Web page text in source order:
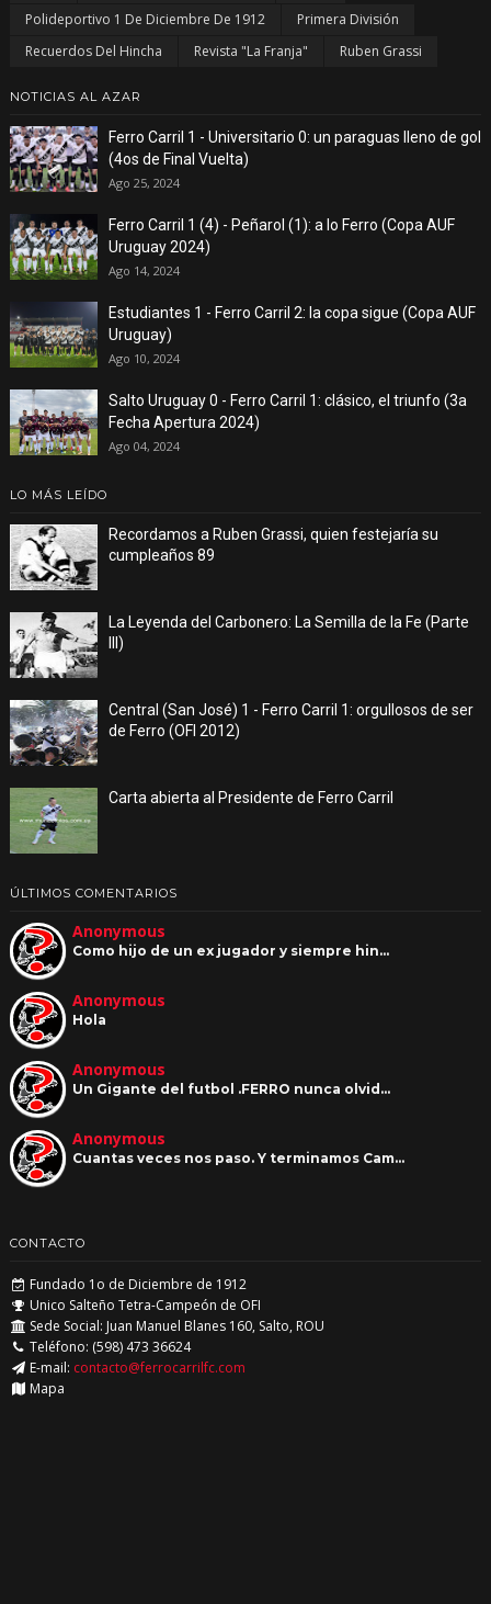
Polideportivo 1 De Diciembre De 1912
Primera División
Recuerdos Del Hincha
Revista "La Franja" Ruben Grassi
NOTICIAS AL AZAR
Ferro Carril 1 - Universitario 0: un paraguas lleno de gol
(4os de Final Vuelta)
Ago 25, 2024
Ferro Carril 1 (4) - Peñarol (1): a lo Ferro (Copa AUF
Uruguay 2024)
Ago 14, 2024
Estudiantes 1 - Ferro Carril 2: la copa sigue (Copa AUF
Uruguay)
Ago 10, 2024
Salto Uruguay 0 - Ferro Carril 1: clásico, el triunfo (3a
Fecha Apertura 2024)
Ago 04, 2024
LO MÁS LEÍDO
Recordamos a Ruben Grassi, quien festejaría su
cumpleaños 89
La Leyenda del Carbonero: La Semilla de la Fe (Parte
III)
Central (San José) 1 - Ferro Carril 1: orgullosos de ser
de Ferro (OFI 2012)
Carta abierta al Presidente de Ferro Carril
ÚLTIMOS COMENTARIOS
Anonymous
Como hijo de un ex jugador y siempre hin…
Anonymous
Hola
Anonymous
Un Gigante del futbol .FERRO nunca olvid…
Anonymous
Cuantas veces nos paso. Y terminamos Cam…
CONTACTO
Fundado 1o de Diciembre de 1912
Unico Salteño Tetra-Campeón de OFI
Sede Social: Juan Manuel Blanes 160, Salto, ROU
Teléfono: (598) 473 36624
E-mail: contacto@ferrocarrilfc.com
Mapa